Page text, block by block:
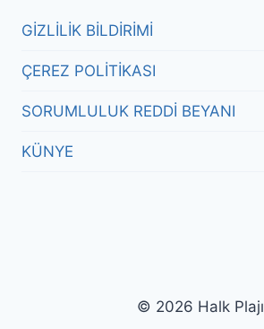
GİZLİLİK BİLDİRİMİ
ÇEREZ POLİTİKASI
SORUMLULUK REDDİ BEYANI
KÜNYE
© 2026 Halk Plajı